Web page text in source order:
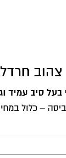
צהוב
בעל סיב עמיד
– כלול